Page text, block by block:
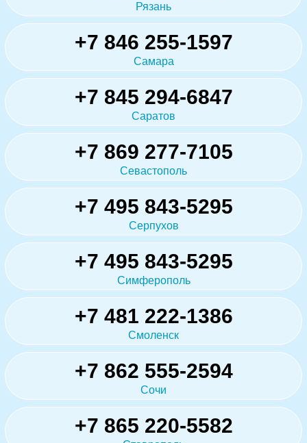
Рязань
+7 846 255-1597
Самара
+7 845 294-6847
Саратов
+7 869 277-7105
Севастополь
+7 495 843-5295
Серпухов
+7 495 843-5295
Симферополь
+7 481 222-1386
Смоленск
+7 862 555-2594
Сочи
+7 865 220-5582